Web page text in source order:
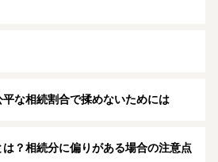
な相続割合で揉めないためには
？相続分に偏りがある場合の注意点